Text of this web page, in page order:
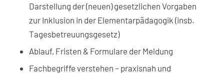
Darstellung der (neuen) gesetzlichen Vorgaben
zur Inklusion in der Elementarpädagogik (insb.
Tagesbetreuungsgesetz)
Ablauf, Fristen & Formulare der Meldung
Fachbegriffe verstehen – praxisnah und